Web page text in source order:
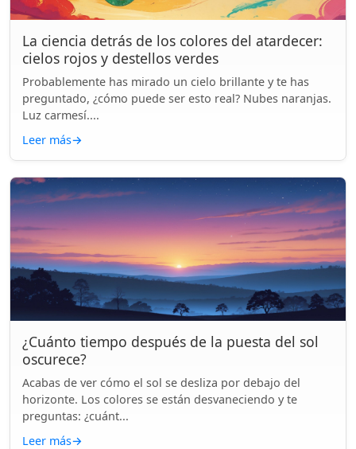
La ciencia detrás de los colores del atardecer:
cielos rojos y destellos verdes
Probablemente has mirado un cielo brillante y te has
preguntado, ¿cómo puede ser esto real? Nubes naranjas.
Luz carmesí....
Leer más→
¿Cuánto tiempo después de la puesta del sol
oscurece?
Acabas de ver cómo el sol se desliza por debajo del
horizonte. Los colores se están desvaneciendo y te
preguntas: ¿cuánt...
Leer más→